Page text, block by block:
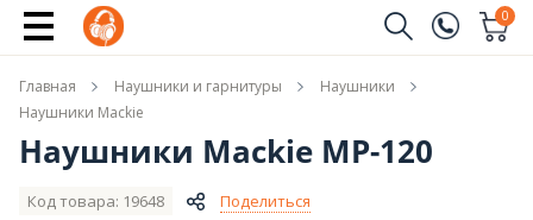
(096)
(044)
0
Имя
Главная Наушники и гарнитуры
Наушники
Наушники Mackie
Наушники Mackie MP-120
Код товара: 19648 Поделиться
Купить